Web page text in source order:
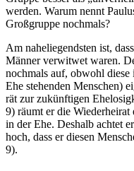
werden. Warum nennt
Großgruppe nochmals?
Am naheliegendsten ist,
Männer verwitwet waren.
nochmals auf, obwohl
Ehe stehenden Menschen)
rät zur zukünftigen
9) räumt er die
in der Ehe. Deshalb achtet
hoch, dass er diesen
9).